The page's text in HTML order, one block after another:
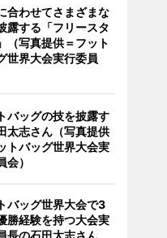
合わせてさまざまな
露する「フリースタ
（写真提供＝フット
世界大会実行委員
バッグの技を披露す
太志さん（写真提供
トバッグ世界大会実
会）
バッグ世界大会で3
勝経験を持つ大会実
長の石田太志さん